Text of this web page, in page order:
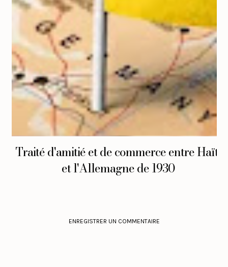
Traité d'amitié et de commerce entre Haïti
et l'Allemagne de 1930
ENREGISTRER UN COMMENTAIRE